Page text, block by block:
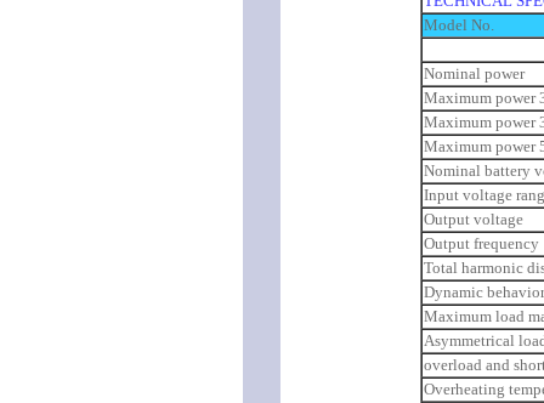
Model No.
Nominal power
Maximum power
Maximum power
Maximum power
Nominal battery
Input voltage
Output voltage
Output frequency
Total harmonic
Dynamic
Maximum load
Asymmetrical
overload and
Overheating